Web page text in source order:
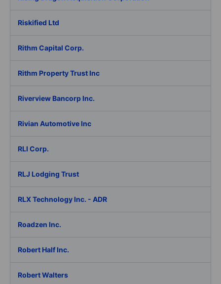
Riskified Ltd
Rithm Capital Corp.
Rithm Property Trust Inc
Riverview Bancorp Inc.
Rivian Automotive Inc
RLI Corp.
RLJ Lodging Trust
RLX Technology Inc. - ADR
Roadzen Inc.
Robert Half Inc.
Robert Walters